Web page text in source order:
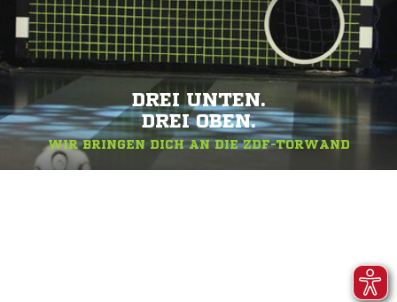
DREI UNTEN.
DREI OBEN.
WIR BRINGEN DICH AN DIE ZDF-TORWAND